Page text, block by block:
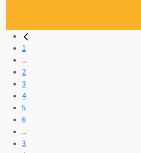
1
...
2
3
4
5
6
...
3